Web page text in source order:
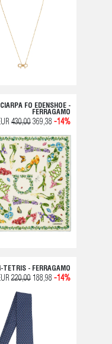
FO EDENSHOE -
FERRAGAMO
430,00 369,38 -14%
TETRIS - FERRAGAMO
220,00 188,98 -14%